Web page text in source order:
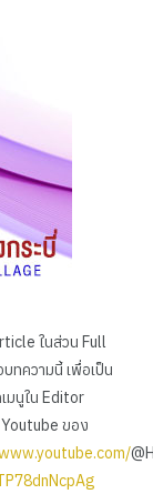
ในส่วน Full
ทความนี้ เพื่อเป็น
มนูใน Editor
ของ